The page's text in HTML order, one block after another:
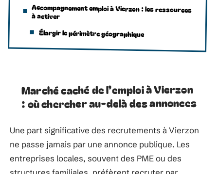
Accompagnement emploi à Vierzon : les ressources
à activer
Élargir le périmètre géographique
Marché caché de l’emploi à Vierzon
: où chercher au-delà des annonces
Une part significative des recrutements à Vierzon
ne passe jamais par une annonce publique. Les
entreprises locales, souvent des PME ou des